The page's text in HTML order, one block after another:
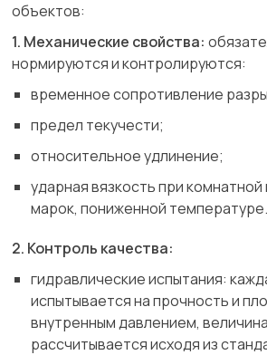
объектов:
1. Механические свойства:
нормируются и контролируются:
временное сопротивление
предел текучести;
относительное удлинение;
ударная вязкость при
марок, пониженной температуре.
2. Контроль качества:
гидравлические испытания:
испытывается на прочность и
внутренным давлением,
рассчитывается исходя из